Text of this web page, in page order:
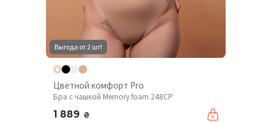
Выгода от 2 шт!
Цветной комфорт Pro
Бра с чашкой Memory foam 248CP
1 889 ₴